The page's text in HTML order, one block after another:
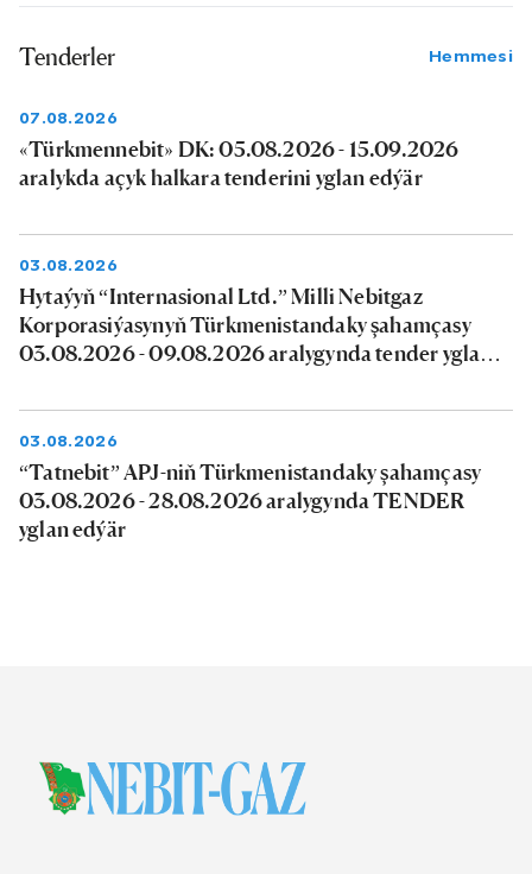
Tenderler Hemmesi
07.08.2026
«Türkmennebit» DK: 05.08.2026 - 15.09.2026
aralykda açyk halkara tenderini yglan edýär
03.08.2026
Hytaýyň “Internasional Ltd.” Milli Nebitgaz
Korporasiýasynyň Türkmenistandaky şahamçasy
03.08.2026 - 09.08.2026 aralygynda tender yglan
03.08.2026
“Tatnebit” APJ-niň Türkmenistandaky şahamçasy
03.08.2026 - 28.08.2026 aralygynda TENDER
yglan edýär